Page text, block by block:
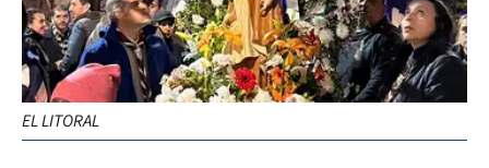
EL LITORAL